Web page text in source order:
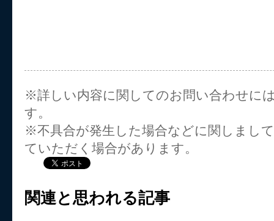
※詳しい内容に関してのお問い合わせに
す。
※不具合が発生した場合などに関しまし
ていただく場合があります。
関連と思われる記事